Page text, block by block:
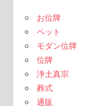
お位牌
ペット
モダン位牌
位牌
浄土真宗
葬式
通販